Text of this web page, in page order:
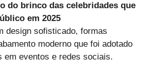
do brinco das celebridades que
em 2025
design sofisticado, formas
moderno que foi adotado
em eventos e redes sociais.